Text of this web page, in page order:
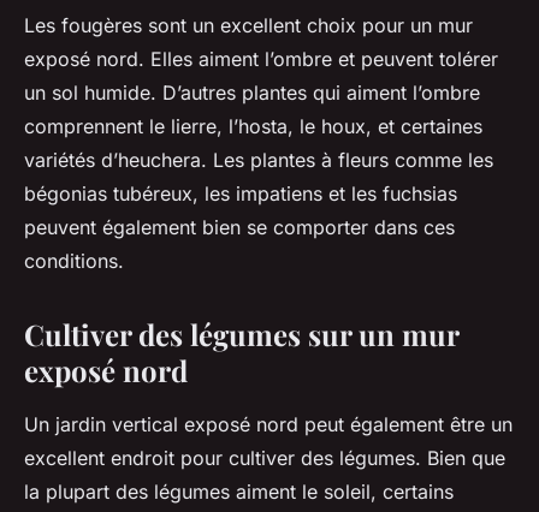
Les fougères sont un excellent choix pour un mur
exposé nord. Elles aiment l’ombre et peuvent tolérer
un sol humide. D’autres plantes qui aiment l’ombre
comprennent le lierre, l’hosta, le houx, et certaines
variétés d’heuchera. Les plantes à fleurs comme les
bégonias tubéreux, les impatiens et les fuchsias
peuvent également bien se comporter dans ces
conditions.
Cultiver des légumes sur un mur
exposé nord
Un jardin vertical exposé nord peut également être un
excellent endroit pour cultiver des légumes. Bien que
la plupart des légumes aiment le soleil, certains